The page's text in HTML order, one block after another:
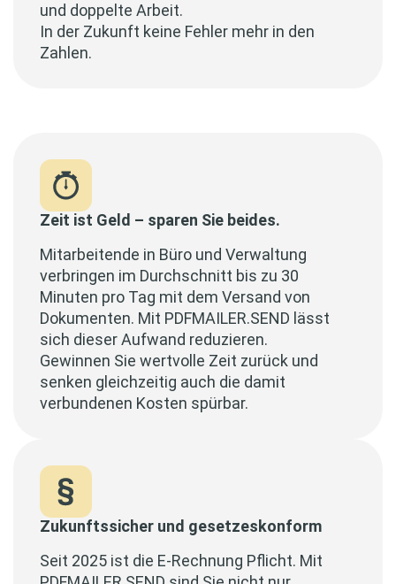
und doppelte Arbeit.
In der Zukunft keine Fehler mehr in den
Zahlen.
Zeit ist Geld – sparen Sie beides.
Mitarbeitende in Büro und Verwaltung
verbringen im Durchschnitt bis zu 30
Minuten pro Tag mit dem Versand von
Dokumenten. Mit PDFMAILER.SEND lässt
sich dieser Aufwand reduzieren.
Gewinnen Sie wertvolle Zeit zurück und
senken gleichzeitig auch die damit
verbundenen Kosten spürbar.
Zukunftssicher und gesetzeskonform
Seit 2025 ist die E-Rechnung Pflicht. Mit